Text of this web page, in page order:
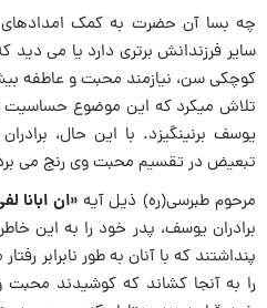
چه بسا آن حضرت به کمک امدادهاى
سایر فرزندانش برترى دارد یا می
کوچکى سن، نیازمند محبت و عاطفه
تلاش میکرد که این موضوع حساسیت
یوسف برنینگیزد. با این حال،
تبعیض در تقسیم محبت وى رنج می
مرحوم طبرسى‌(ره) ذیل آیه«ان ابانا
برادران یوسف، پدر خود را به این
پنداشتند که با آنان به طور نابرابر
را به آنجا کشاند که کوشیدند محبت